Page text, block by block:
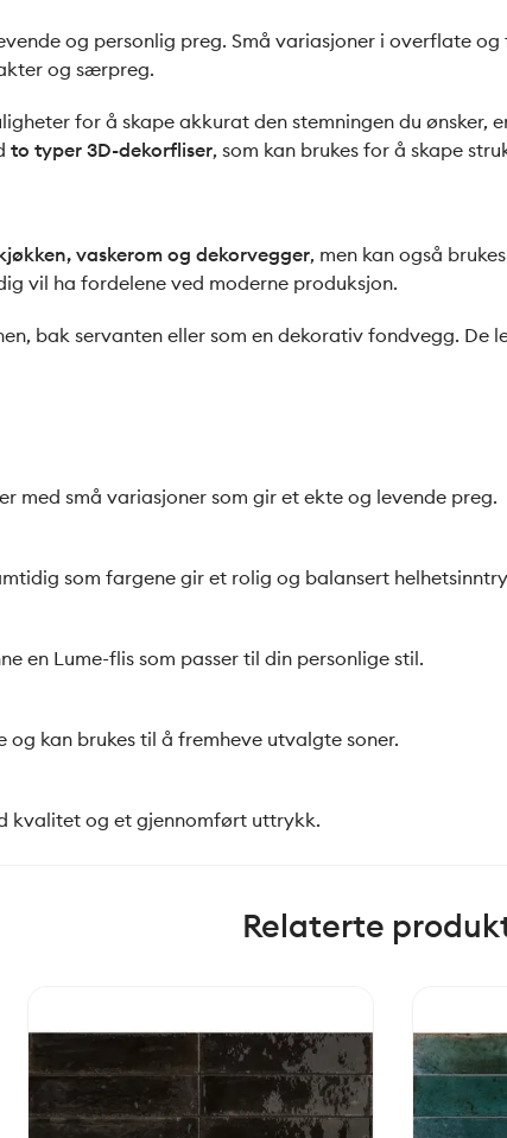
og personlig preg. Små variasjoner i overflate
og særpreg.
for å skape akkurat den stemningen du ønsker,
to typer 3D-dekorfliser, som kan brukes for å skape
vaskerom og dekorvegger, men kan også
vil ha fordelene ved moderne produksjon.
bak servanten eller som en dekorativ fondvegg.
med små variasjoner som gir et ekte og levende preg.
som fargene gir et rolig og balansert
en Lume-flis som passer til din personlige stil.
kan brukes til å fremheve utvalgte soner.
kvalitet og et gjennomført uttrykk.
Relaterte